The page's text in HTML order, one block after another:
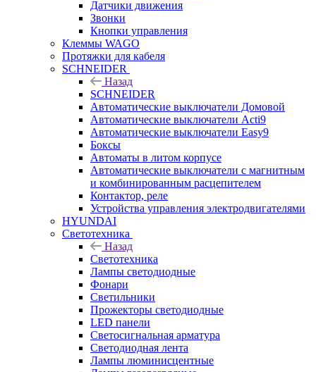
Датчики движения
Звонки
Кнопки управления
Клеммы WAGO
Протяжки для кабеля
SCHNEIDER
Назад
SCHNEIDER
Автоматические выключатели Домовой
Автоматические выключатели Acti9
Автоматические выключатели Easy9
Боксы
Автоматы в литом корпусе
Автоматические выключатели с магнитным
и комбинированным расцепителем
Контактор, реле
Устройства управления электродвигателями
HYUNDAI
Светотехника
Назад
Светотехника
Лампы светодиодные
Фонари
Светильники
Прожекторы светодиодные
LED панели
Светосигнальная арматура
Светодиодная лента
Лампы люминисцентные